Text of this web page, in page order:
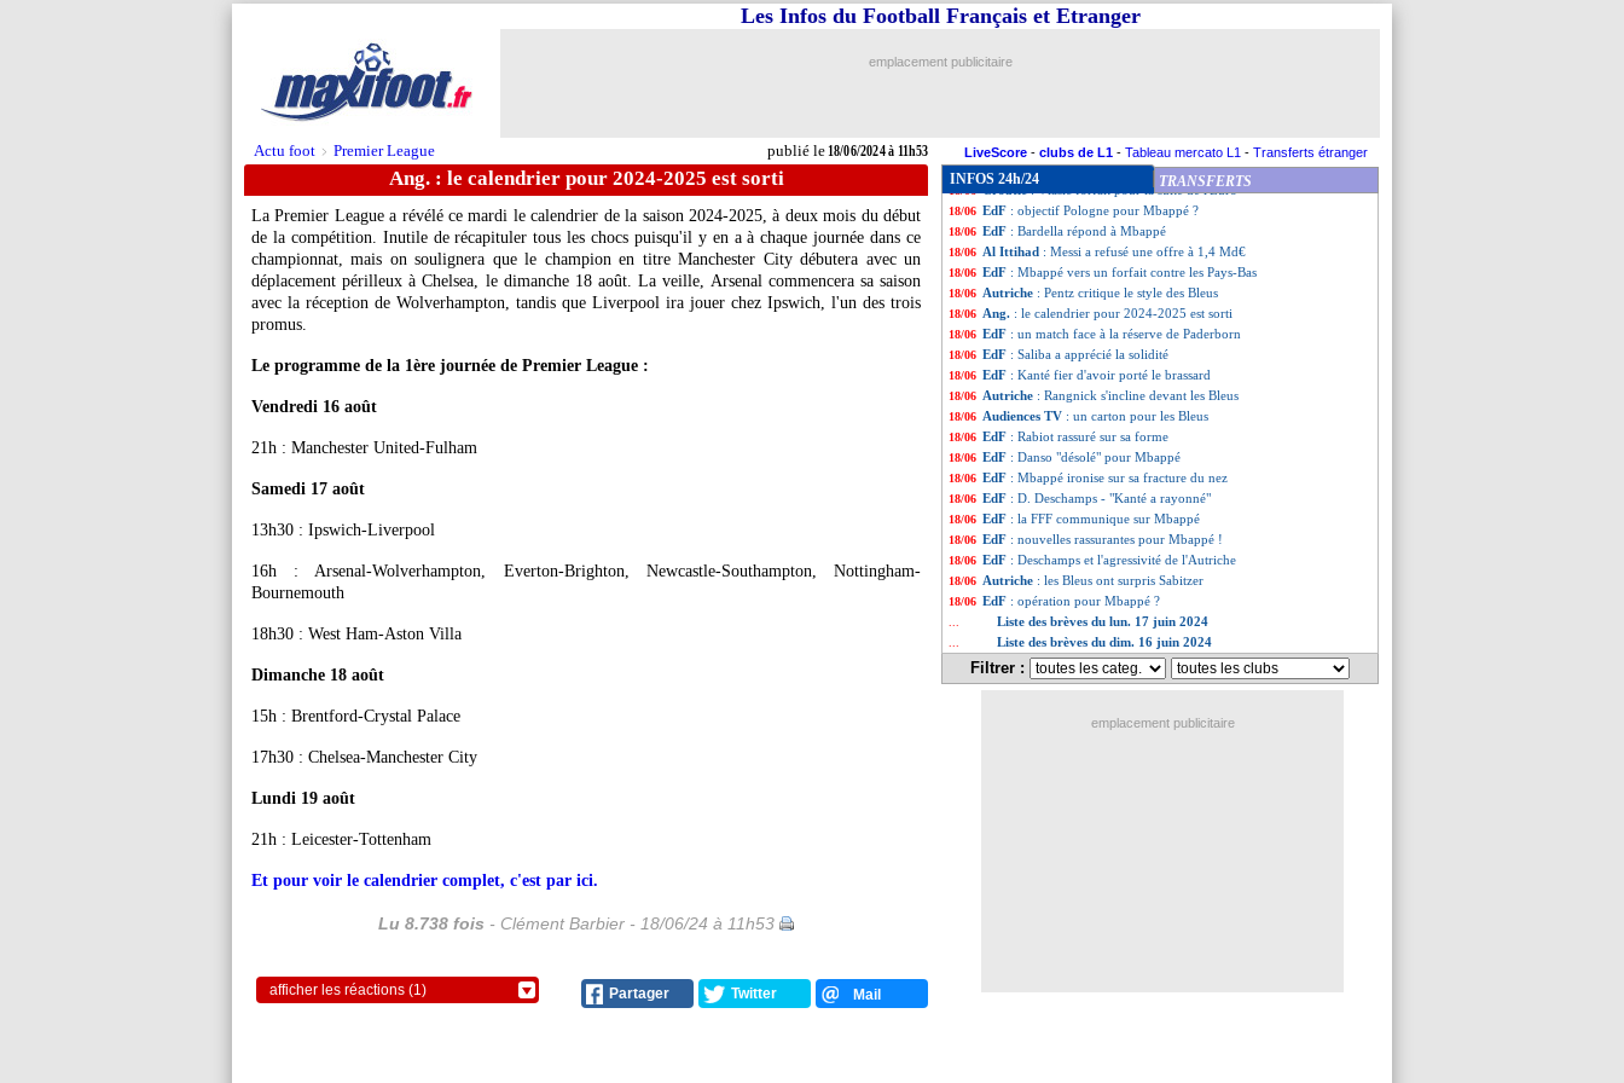
Actu foot > Premier League publié le18/06/2024 à 11h53
Les Infos du Football Français et Etranger
emplacement publicitaire
LiveScore - clubs de L1 - Tableau mercato L1 - Transferts étranger
Ang. : le calendrier pour 2024-2025 est sorti
La Premier League a révélé ce mardi le calendrier de la saison 2024-2025, à deux mois du début
de la compétition. Inutile de récapituler tous les chocs puisqu'il y en a à chaque journée dans ce
championnat, mais on soulignera que le champion en titre Manchester City débutera avec un
déplacement périlleux à Chelsea, le dimanche 18 août. La veille, Arsenal commencera sa saison
avec la réception de Wolverhampton, tandis que Liverpool ira jouer chez Ipswich, l'un des trois
promus.
Le programme de la 1ère journée de Premier League :
Vendredi 16 août
21h : Manchester United-Fulham
Samedi 17 août
13h30 : Ipswich-Liverpool
16h : Arsenal-Wolverhampton, Everton-Brighton, Newcastle-Southampton, Nottingham-
Bournemouth
18h30 : West Ham-Aston Villa
Dimanche 18 août
15h : Brentford-Crystal Palace
17h30 : Chelsea-Manchester City
Lundi 19 août
21h : Leicester-Tottenham
Et pour voir le calendrier complet, c'est par ici.
Lu 8.738 fois - Clément Barbier - 18/06/24 à 11h53
afficher les réactions (1) Partager Twitter Mail
INFOS 24h/24 TRANSFERTS
18/06 EdF: Giroud touché à un adducteur
18/06 Betis: ça se confirme pour Perraud
18/06 EdF: les législatives, Diallo défend les Bleus
18/06 EdF: un record en tournois égalé pour Giroud
18/06 Lyon: Benfica lorgne Tagliafico
: Vlasic forfait pour la suite de l'Euro
18/06 EdF : objectif Pologne pour Mbappé ?
18/06 EdF : Bardella répond à Mbappé
18/06 Al Ittihad : Messi a refusé une offre à 1,4 Md€
18/06 EdF : Mbappé vers un forfait contre les Pays-Bas
18/06 Autriche : Pentz critique le style des Bleus
18/06 Ang. : le calendrier pour 2024-2025 est sorti
18/06 EdF : un match face à la réserve de Paderborn
18/06 EdF : Saliba a apprécié la solidité
18/06 EdF : Kanté fier d'avoir porté le brassard
18/06 Autriche : Rangnick s'incline devant les Bleus
18/06 Audiences TV : un carton pour les Bleus
18/06 EdF : Rabiot rassuré sur sa forme
18/06 EdF : Danso "désolé" pour Mbappé
18/06 EdF : Mbappé ironise sur sa fracture du nez
18/06 EdF : D. Deschamps - "Kanté a rayonné"
18/06 EdF : la FFF communique sur Mbappé
18/06 EdF : nouvelles rassurantes pour Mbappé !
18/06 EdF : Deschamps et l'agressivité de l'Autriche
18/06 Autriche : les Bleus ont surpris Sabitzer
18/06 EdF : opération pour Mbappé ?
Liste des brèves du lun. 17 juin 2024
Liste des brèves du dim. 16 juin 2024
Filtrer :
emplacement publicitaire